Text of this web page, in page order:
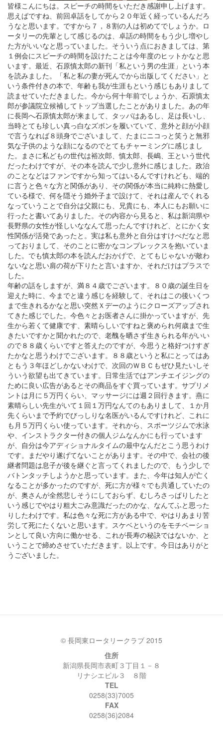
皆様こんにちは。スピーチの時間をいただき感謝申し上げます。
思えばですね、前回卓話をしてから２０年近く経っているんだろ
うなと思います。ですから７，８割の人は初めてでしょうか。ロ
ータリーの先輩として感じるのは、卓話の時間をもう少し増やし
た方がいいなと思っていました。そういう点におきましては、第
１例会にスピーチの時間を設けたことは今年度のヒットかなと思
います。最近、石原慎太郎の新刊「私という男の生涯」という本
を読みました。「私と私の妻が死んでから出版してください」と
いう条件付きの本で、年齢も我が生涯もという感じもありまして
読ませていただきました。今から何十年前でしょうか、石原慎太
郎が参議院立候補してトップ当選したことがありました。あの年
に長岡へ石原慎太郎が来まして、タッパはあるし、足は長いし、
当時とても珍しい真っ白なズボンを履いていて、意外と顔が小顔
で言うなれば８頭身でございまして、たまにニコっと笑うと無邪
気な子供のような顔になるのでとてもチャーミングに感じまし
た。まさに私どもの世代は裕次郎、慎太郎、長嶋、王という世代
だったわけですが、その本を読んで少し意外に感じました。政治
のことなどはファンですから知ってはいるんですけれども、端的
に言うと色々な方と関係があり、その関係が本当に純粋に熱愛し
ている様で、何を隠そう婚外子まで設けて、それは産んでくれる
なっていうことで自分は父親にも、兄貴にも、本人にもお願いに
行ったと書いてありました。その内容から見ると、私は新潟県や
長野県の女性が怪しいななんて思ったんですけれど、とにかく女
性関係が活発であったと。実は私も意外と自分はすけべだなと思
っておりまして、そのことに密かなコンプレックスを抱いていま
した。でも慎太郎の本を読んだおかげで、とてもじゃないが敵わ
ないなと思い肩の荷が下りたと言いますか、それだけはプラスで
した。
年齢の話をしますが、満８４歳でございます。８０歳の誕生日を
迎えた時に、今までと違う感じを経験して、それはこの後いくつ
まで生きれるかなと思い突然Ｘデーのようにクローズアップされ
てきた感じでした。今色々とお医者さんに掛かっていますが、先
生から若くて健康です、素晴らしいですねと褒められ何歳まで生
きたいですかと聞かれたので、老醜を晒さず生きられる年がいい
ので８８歳くらいですと答えたのですが、今思うと格好つけすぎ
たかなと思うわけでございます。８８歳というと私にとってはあ
ともう３年ほどしかないわけで、次回のＷＢＣもぜひ見たいしそ
ういう欲望も出てきています。日常生活ではアンチエイジングの
ために良い広告があるとその商品をすぐ買っています。サプリメ
ントは月に５万円くらい、マッサージには週２回行きます。燕に
素晴らしい先生がいて１回１万円なんてのもありまして、１か月
先くらいまで予約でびっしりな名医がいるんですけれど、これに
も月５万円くらい使っています。それから、スポーツジムで水泳
や、インストラクター付きの個人ジムなんかにも行っています
が、自分は今アディショナルタイムの最中なんだとこう思うわけ
です。まだやり遂げてないことがあります。その中で、会社の後
継者問題は息子が後を継ぐと言ってくれましたので、もう少しで
バトンタッチしようかと思っています。また、今年は知人が亡く
なることが多かったのですが、死に方が様々でも共通していたの
が、奥さんが全然悲しそうにしておらず、むしろさっぱりしたと
いう感じでやはり粗大ごみ意識だったのかな、なんてふと思った
りしたわけです。私は色々な死に方がある中で、やはりあまり苦
労して死にたくないと思います。スケベというのをモチベーショ
ンとして良い方向に働かせる、これが長寿の秘訣ではないか、と
いうことで締めさせていただきます。以上です。今日はありがと
うございました。
© 長岡東ロータリークラブ 2015
住所
新潟県長岡市表町３丁目１－８
リナシエビル３ ８階
TEL
0258(33)7005
FAX
0258(36)2084